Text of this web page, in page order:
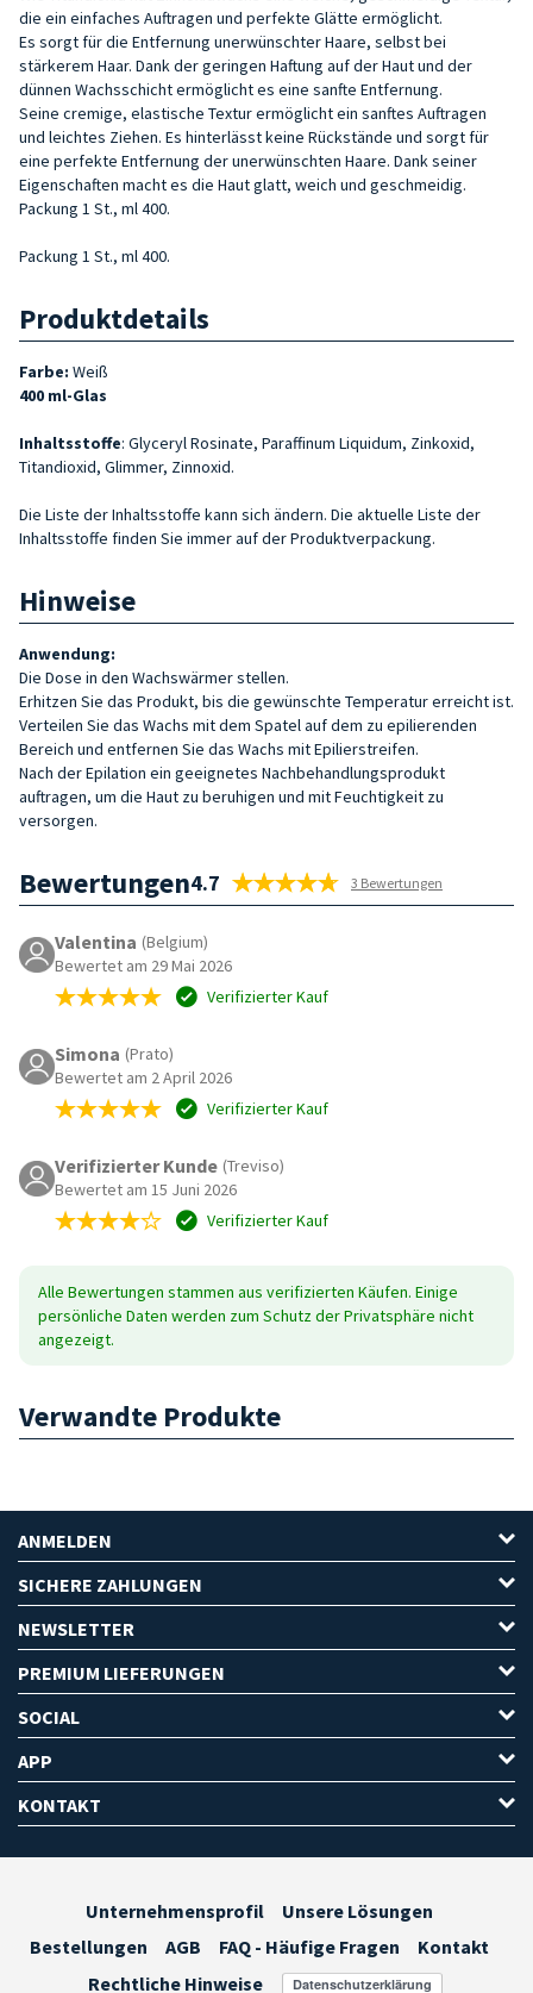
die ein einfaches Auftragen und perfekte Glätte ermöglicht.
Es sorgt für die Entfernung unerwünschter Haare, selbst bei
stärkerem Haar. Dank der geringen Haftung auf der Haut und der
dünnen Wachsschicht ermöglicht es eine sanfte Entfernung.
Seine cremige, elastische Textur ermöglicht ein sanftes Auftragen
und leichtes Ziehen. Es hinterlässt keine Rückstände und sorgt für
eine perfekte Entfernung der unerwünschten Haare. Dank seiner
Eigenschaften macht es die Haut glatt, weich und geschmeidig.
Packung 1 St., ml 400.
Packung 1 St., ml 400.
Produktdetails
Farbe: Weiß
400 ml-Glas
Inhaltsstoffe: Glyceryl Rosinate, Paraffinum Liquidum, Zinkoxid,
Titandioxid, Glimmer, Zinnoxid.
Die Liste der Inhaltsstoffe kann sich ändern. Die aktuelle Liste der
Inhaltsstoffe finden Sie immer auf der Produktverpackung.
Hinweise
Anwendung:
Die Dose in den Wachswärmer stellen.
Erhitzen Sie das Produkt, bis die gewünschte Temperatur erreicht ist.
Verteilen Sie das Wachs mit dem Spatel auf dem zu epilierenden
Bereich und entfernen Sie das Wachs mit Epilierstreifen.
Nach der Epilation ein geeignetes Nachbehandlungsprodukt
auftragen, um die Haut zu beruhigen und mit Feuchtigkeit zu
versorgen.
Bewertungen4.7 3 Bewertungen
Valentina (Belgium)
Bewertet am 29 Mai 2026
Verifizierter Kauf
Simona (Prato)
Bewertet am 2 April 2026
Verifizierter Kauf
Verifizierter Kunde (Treviso)
Bewertet am 15 Juni 2026
Verifizierter Kauf
Alle Bewertungen stammen aus verifizierten Käufen. Einige
persönliche Daten werden zum Schutz der Privatsphäre nicht
angezeigt.
Verwandte Produkte
ANMELDEN
SICHERE ZAHLUNGEN
NEWSLETTER
PREMIUM LIEFERUNGEN
SOCIAL
APP
KONTAKT
Unternehmensprofil
Unsere Lösungen
Bestellungen
AGB FAQ - Häufige Fragen
Kontakt
Rechtliche Hinweise